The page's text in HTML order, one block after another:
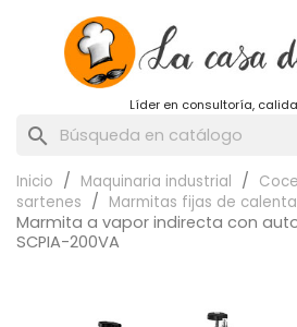
Líder en consultoría,
search
Inicio Maquinaria industrial
sartenes
Marmitas fijas de
Marmita a vapor indirecta con
SCPIA-200VA